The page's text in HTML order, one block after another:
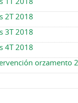
2T 2018
3T 2018
4T 2018
orzamento